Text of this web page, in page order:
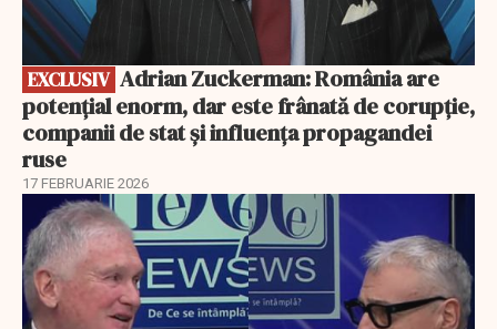
EXCLUSIV
potențial enorm, dar este frânată de corupție,
companii de stat și influența propagandei
ruse
17 FEBRUARIE 2026
EXCLUSIV